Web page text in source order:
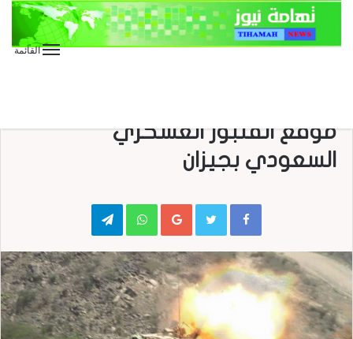
القائمة
موقع القنبور العسكري
السعودي بجيزان
Google+
WhatsApp
Telegram